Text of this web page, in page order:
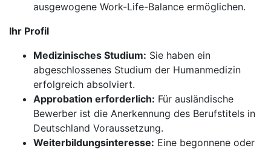
ausgewogene Work-Life-Balance ermöglichen.
Ihr Profil
Medizinisches Studium: Sie haben ein
abgeschlossenes Studium der Humanmedizin
erfolgreich absolviert.
Approbation erforderlich: Für ausländische
Bewerber ist die Anerkennung des Berufstitels in
Deutschland Voraussetzung.
Weiterbildungsinteresse: Eine begonnene oder